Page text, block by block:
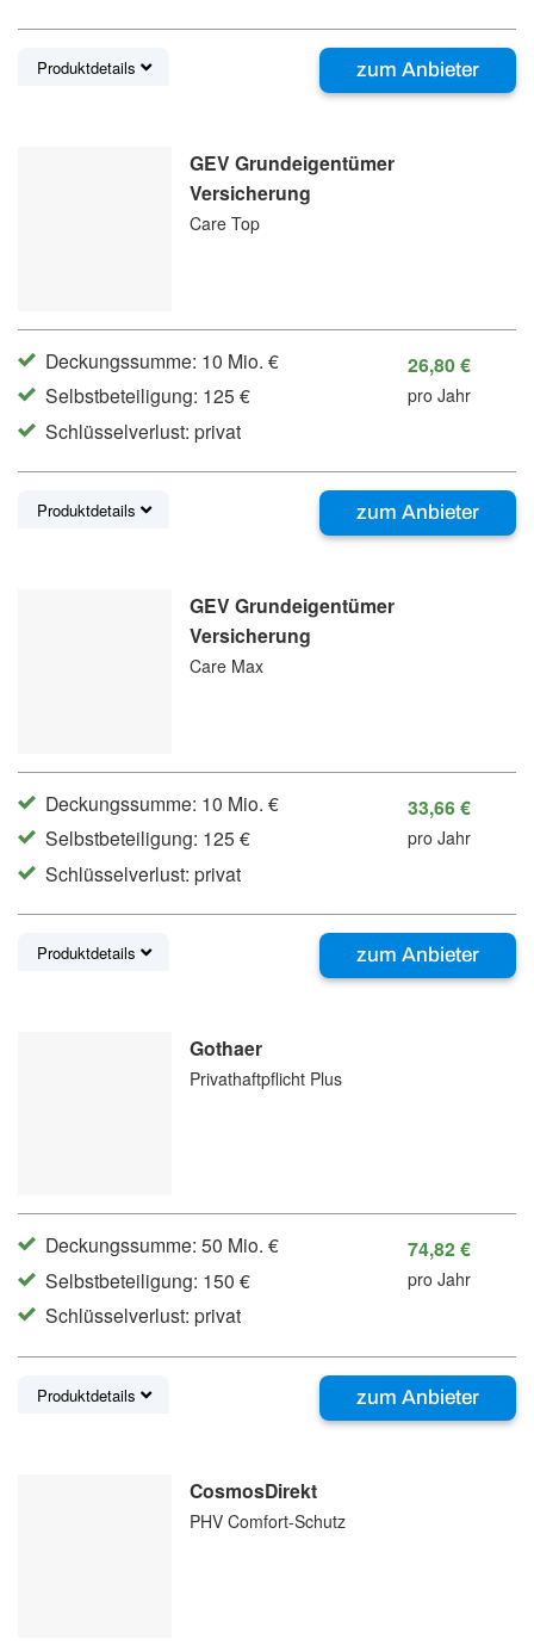
zum Anbieter
Produktdetails
GEV Grundeigentümer
Versicherung
Care Top
Deckungssumme: 10 Mio. €
Selbstbeteiligung: 125 €
Schlüsselverlust: privat
26,80 €
pro Jahr
zum Anbieter
Produktdetails
GEV Grundeigentümer
Versicherung
Care Max
Deckungssumme: 10 Mio. €
Selbstbeteiligung: 125 €
Schlüsselverlust: privat
33,66 €
pro Jahr
zum Anbieter
Produktdetails
Gothaer
Privathaftpflicht Plus
Deckungssumme: 50 Mio. €
Selbstbeteiligung: 150 €
Schlüsselverlust: privat
74,82 €
pro Jahr
zum Anbieter
Produktdetails
CosmosDirekt
PHV Comfort-Schutz